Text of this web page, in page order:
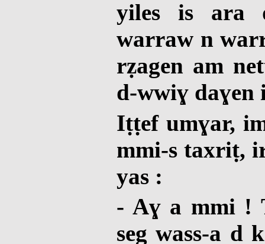
yiles is ara
warraw n
rẓagen am
d-wwiɣ daɣen
Iṭṭef umɣar,
mmi-s taxriṭ,
yas :
- Aɣ a mmi !
seg wass-a d